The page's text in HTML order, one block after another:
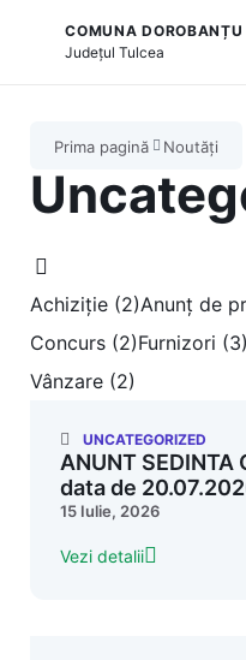
COMUNA DOROBANȚU
JudețulTulcea
Prima pagină Noutăți
Achiziție (2)Anunț de
Concurs (2)Furnizori (3)
Vânzare (2)
UNCATEGORIZED
ANUNT SEDINTA
data de
15 Iulie, 2026
Vezi detalii